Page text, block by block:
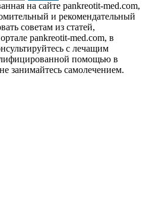
на сайте pankreotit-med.com,
и рекомендательный
советам из статей,
pankreotit-med.com, в
с лечащим
помощью в
занимайтесь самолечением.